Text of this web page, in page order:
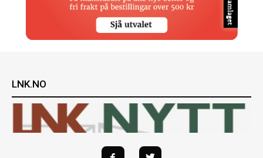
LNK.NO